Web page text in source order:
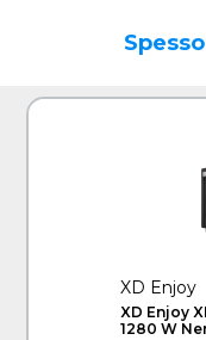
XD Enjoy
XD Enjoy
1280 W